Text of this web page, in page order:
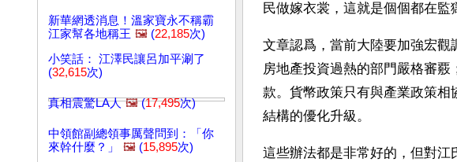
新華網透消息！溫家寶永不稱霸
江家幫各地稱王 🖼️ (22,185次)
小笑話： 江澤民讓呂加平涮了
(32,615次)
真相震驚LA人 🖼️(17,495次)
中領館副總領事厲聲問到：「你
來幹什麼？」
🖼️ (15,895次)
民做嫁衣裳，這就是個個都在監
文章認爲，當前大陸要加強宏
房地產投資過熱的部門嚴格審
款。貨幣政策只有與產業政策
結構的優化升級。
這些辦法都是非常好的，但對江